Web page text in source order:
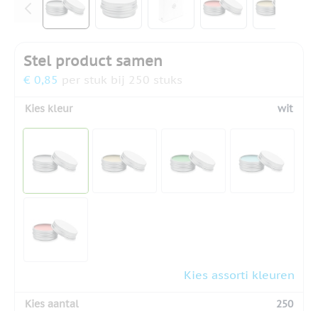
Stel product samen
€ 0,85 per stuk bij 250 stuks
Kies kleur wit
Kies assorti kleuren
Kies aantal 250